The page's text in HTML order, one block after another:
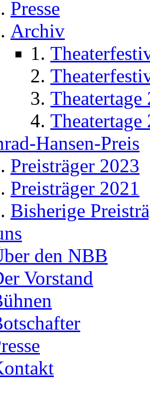
Presse
Archiv
Theatertage
Theatertage
Hansen-Preis
Preisträger 2023
Preisträger 2021
Bisherige
den NBB
Vorstand